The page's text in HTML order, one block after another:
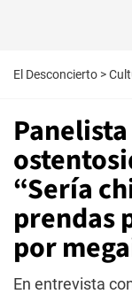
El Desconcierto >
“Sería
prendas
por
En entrevista